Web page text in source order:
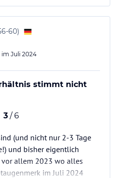
60)
im Juli 2024
stimmt nicht
3 / 6
(und nicht nur 2-3 Tage
und bisher eigentlich
allem 2023 wo alles
im Juli 2024